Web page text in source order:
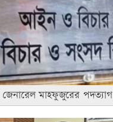
জেনারেল মাহফুজুরের পদত্যাগ